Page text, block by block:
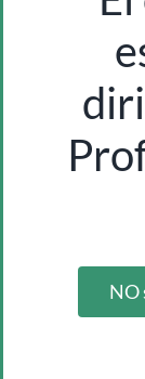
pack
Inicia
NO